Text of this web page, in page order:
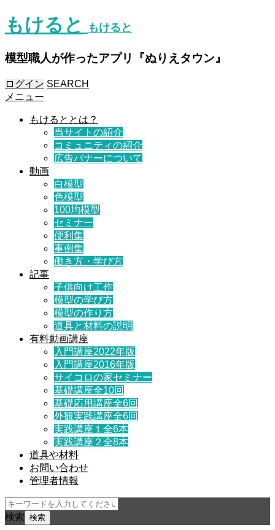
もけると もけると
模型職人が作ったアプリ『ぬりえタウン』
ログイン SEARCH
メニュー
もけるととは？
当サイトの紹介
コミュニティの紹介
広告バナーについて
動画
白模型
色模型
100均模型
セミナー
便利集
事例集
働き方・学び方
記事
子供向け工作
模型の学び方
模型の作り方
道具と材料の説明
有料動画講座
入門講座2022年版
入門講座2016年版
サイコロの家セミナー
基礎講座全10回
基礎応用講座全6回
外観実践講座全6回
実践講座１全6本
実践講座２全8本
道具や材料
お問い合わせ
管理者情報
検索